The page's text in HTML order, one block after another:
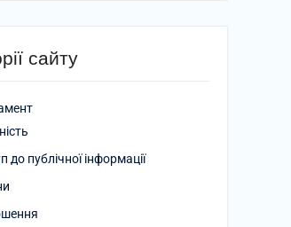
сайту
до публічної інформації